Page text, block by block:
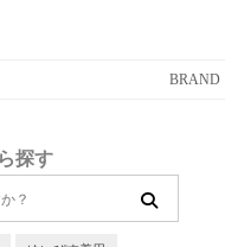
BRAND
探す